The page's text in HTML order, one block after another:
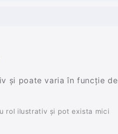
și poate varia în funcție de
rol ilustrativ și pot exista mici